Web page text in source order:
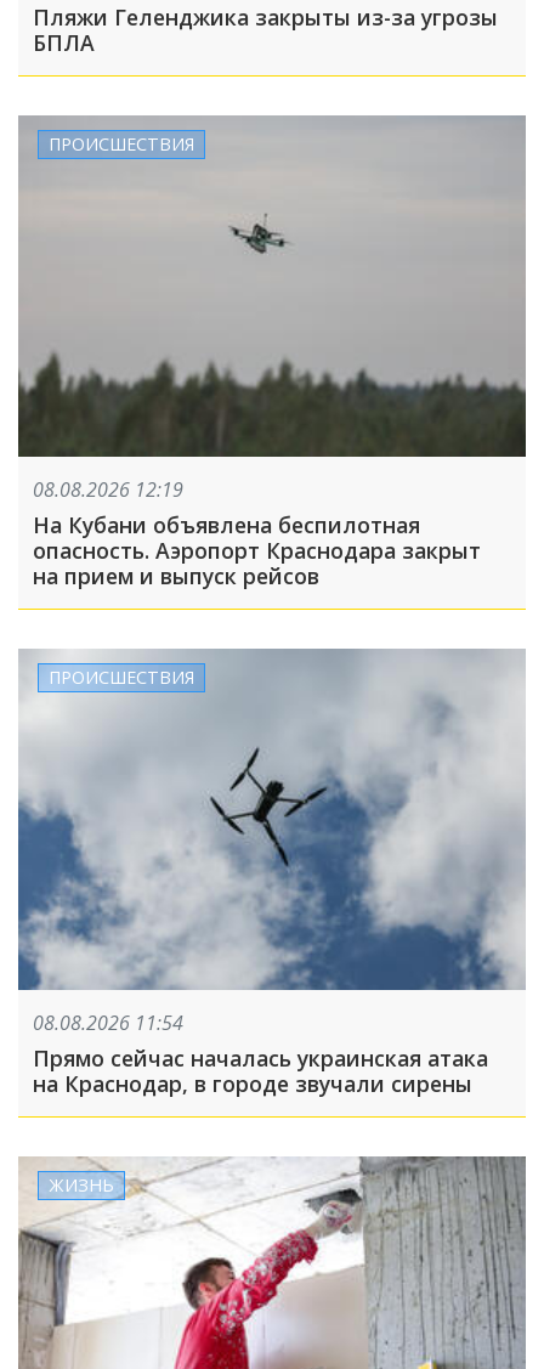
Пляжи Геленджика закрыты из-за угрозы
БПЛА
ПРОИСШЕСТВИЯ
08.08.2026 12:19
На Кубани объявлена беспилотная
опасность. Аэропорт Краснодара закрыт
на прием и выпуск рейсов
ПРОИСШЕСТВИЯ
08.08.2026 11:54
Прямо сейчас началась украинская атака
на Краснодар, в городе звучали сирены
ЖИЗНЬ